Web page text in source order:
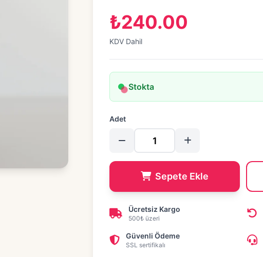
₺240.00
KDV Dahil
Stokta
Adet
Sepete Ekle
Ücretsiz Kargo
500₺ üzeri
Güvenli Ödeme
SSL sertifikalı